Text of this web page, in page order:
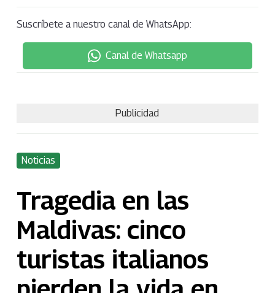
Suscríbete a nuestro canal de WhatsApp:
Canal de Whatsapp
Publicidad
Noticias
Tragedia en las
Maldivas: cinco
turistas italianos